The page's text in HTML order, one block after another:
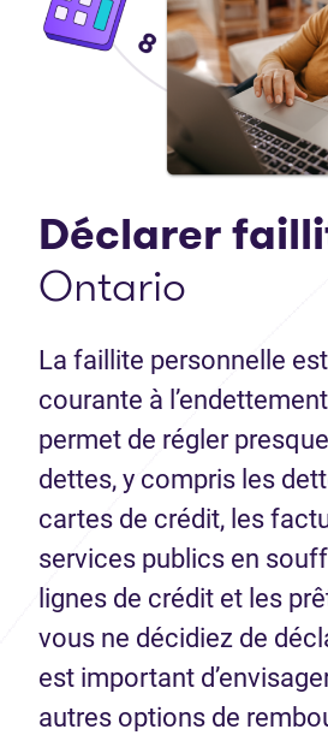
Déclarer
Ontario
La faillite personnelle
courante à
permet de régler
dettes, y compris les
cartes de crédit, les
services publics en
lignes de crédit et les
vous ne décidiez de
est important
autres options de